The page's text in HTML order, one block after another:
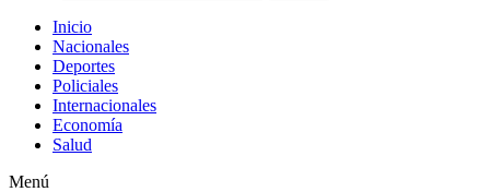
Inicio
Nacionales
Deportes
Policiales
Internacionales
Economía
Salud
Menú